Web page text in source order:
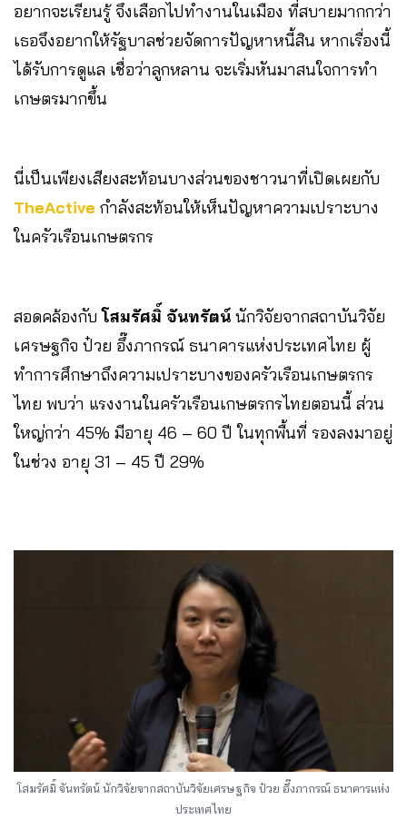
อยากจะเรียนรู้ จึงเลือกไปทำงานในเมือง ที่สบายมากกว่า
เธอจึงอยากให้รัฐบาลช่วยจัดการปัญหาหนี้สิน หากเรื่องนี้
ได้รับการดูแล เชื่อว่าลูกหลาน จะเริ่มหันมาสนใจการทำ
เกษตรมากขึ้น
นี่เป็นเพียงเสียงสะท้อนบางส่วนของชาวนาที่เปิดเผยกับ
TheActive กำลังสะท้อนให้เห็นปัญหาความเปราะบาง
ในครัวเรือนเกษตรกร
สอดคล้องกับ โสมรัศมิ์ จันทรัตน์ นักวิจัยจากสถาบันวิจัย
เศรษฐกิจ ป๋วย อึ๊งภากรณ์ ธนาคารแห่งประเทศไทย ผู้
ทำการศึกษาถึงความเปราะบางของครัวเรือนเกษตรกร
ไทย พบว่า แรงงานในครัวเรือนเกษตรกรไทยตอนนี้ ส่วน
ใหญ่กว่า 45% มีอายุ 46 – 60 ปี ในทุกพื้นที่ รองลงมาอยู่
ในช่วง อายุ 31 – 45 ปี 29%
โสมรัศมิ์ จันทรัตน์ นักวิจัยจากสถาบันวิจัยเศรษฐกิจ ป๋วย อึ๊งภากรณ์ ธนาคารแห่ง
ประเทศไทย